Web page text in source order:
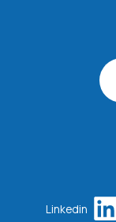
Linkedin